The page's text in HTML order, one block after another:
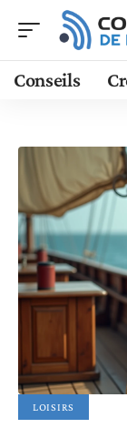
Conseils
LOISIRS